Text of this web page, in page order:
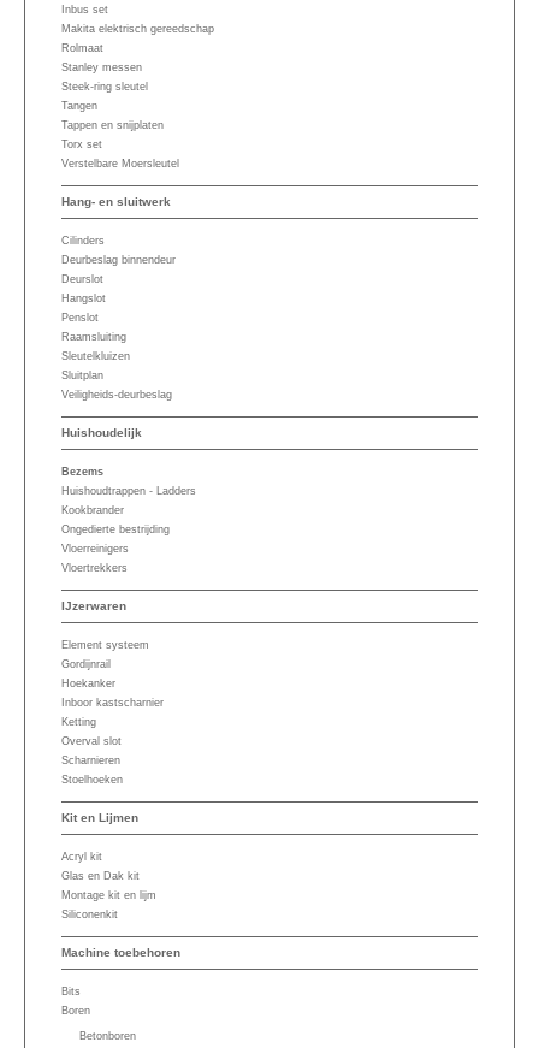
Inbus set
Makita elektrisch gereedschap
Rolmaat
Stanley messen
Steek-ring sleutel
Tangen
Tappen en snijplaten
Torx set
Verstelbare Moersleutel
Hang- en sluitwerk
Cilinders
Deurbeslag binnendeur
Deurslot
Hangslot
Penslot
Raamsluiting
Sleutelkluizen
Sluitplan
Veiligheids-deurbeslag
Huishoudelijk
Bezems
Huishoudtrappen - Ladders
Kookbrander
Ongedierte bestrijding
Vloerreinigers
Vloertrekkers
IJzerwaren
Element systeem
Gordijnrail
Hoekanker
Inboor kastscharnier
Ketting
Overval slot
Scharnieren
Stoelhoeken
Kit en Lijmen
Acryl kit
Glas en Dak kit
Montage kit en lijm
Siliconenkit
Machine toebehoren
Bits
Boren
Betonboren